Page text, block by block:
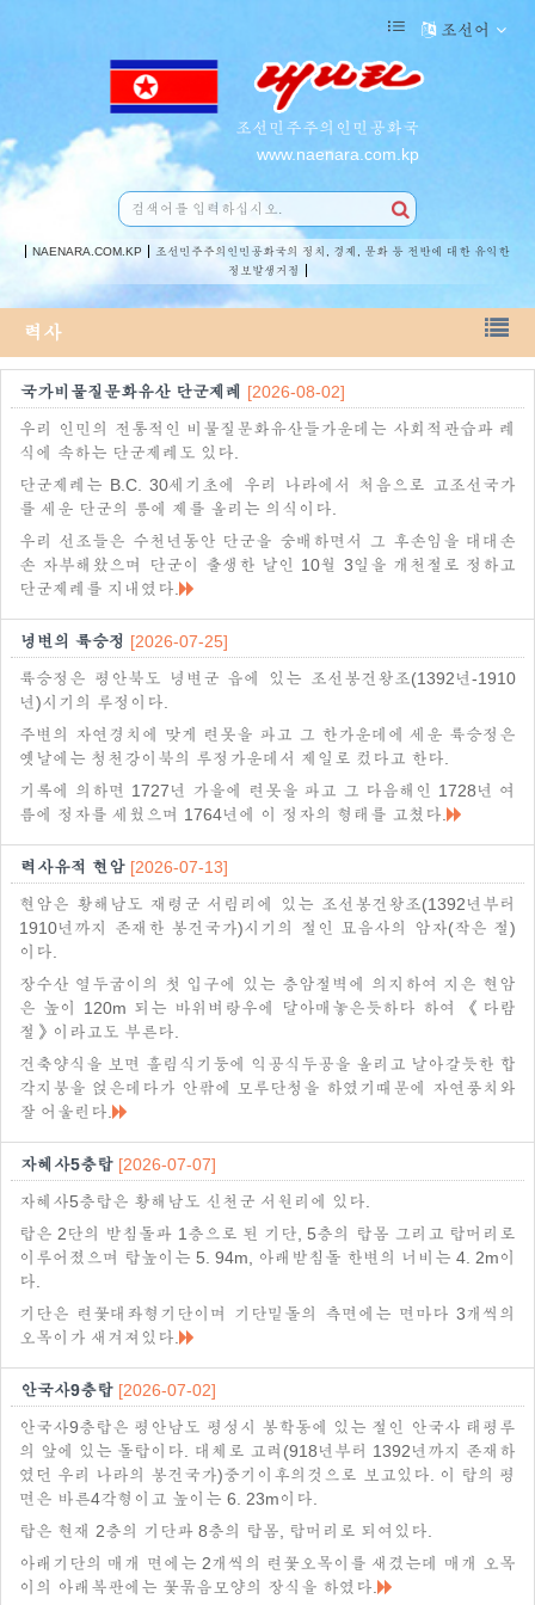
조선민주주의인민공화국
www.naenara.com.kp
조선어
NAENARA.COM.KP
조선민주주의인민공화국의 정치, 경제, 문화 등 전반에 대한 유익한
정보발생거점
력사
국가비물질문화유산 단군제례 [2026-08-02]
우리 인민의 전통적인 비물질문화유산들가운데는 사회적관습과 례
식에 속하는 단군제례도 있다.
단군제례는 B.C. 30세기초에 우리 나라에서 처음으로 고조선국가
를 세운 단군의 릉에 제를 올리는 의식이다.
우리 선조들은 수천년동안 단군을 숭배하면서 그 후손임을 대대손
손 자부해왔으며 단군이 출생한 날인 10월 3일을 개천절로 정하고
단군제례를 지내였다.
녕변의 륙승정 [2026-07-25]
륙승정은 평안북도 녕변군 읍에 있는 조선봉건왕조(1392년-1910
년)시기의 루정이다.
주변의 자연경치에 맞게 련못을 파고 그 한가운데에 세운 륙승정은
옛날에는 청천강이북의 루정가운데서 제일로 컸다고 한다.
기록에 의하면 1727년 가을에 련못을 파고 그 다음해인 1728년 여
름에 정자를 세웠으며 1764년에 이 정자의 형태를 고쳤다.
력사유적 현암 [2026-07-13]
현암은 황해남도 재령군 서림리에 있는 조선봉건왕조(1392년부터
1910년까지 존재한 봉건국가)시기의 절인 묘음사의 암자(작은 절)
이다.
장수산 열두굽이의 첫 입구에 있는 층암절벽에 의지하여 지은 현암
은 높이 120m 되는 바위벼랑우에 달아매놓은듯하다 하여 《다람
절》이라고도 부른다.
건축양식을 보면 흘림식기둥에 익공식두공을 올리고 날아갈듯한 합
각지붕을 얹은데다가 안팎에 모루단청을 하였기때문에 자연풍치와
잘 어울린다.
자혜사5층탑 [2026-07-07]
자혜사5층탑은 황해남도 신천군 서원리에 있다.
탑은 2단의 받침돌과 1층으로 된 기단, 5층의 탑몸 그리고 탑머리로
이루어졌으며 탑높이는 5. 94m, 아래받침돌 한변의 너비는 4. 2m이
다.
기단은 련꽃대좌형기단이며 기단밑돌의 측면에는 면마다 3개씩의
오목이가 새겨져있다.
안국사9층탑 [2026-07-02]
안국사9층탑은 평안남도 평성시 봉학동에 있는 절인 안국사 태평루
의 앞에 있는 돌탑이다. 대체로 고려(918년부터 1392년까지 존재하
였던 우리 나라의 봉건국가)중기이후의것으로 보고있다. 이 탑의 평
면은 바른4각형이고 높이는 6. 23m이다.
탑은 현재 2층의 기단과 8층의 탑몸, 탑머리로 되여있다.
아래기단의 매개 면에는 2개씩의 련꽃오목이를 새겼는데 매개 오목
이의 아래복판에는 꽃묶음모양의 장식을 하였다.